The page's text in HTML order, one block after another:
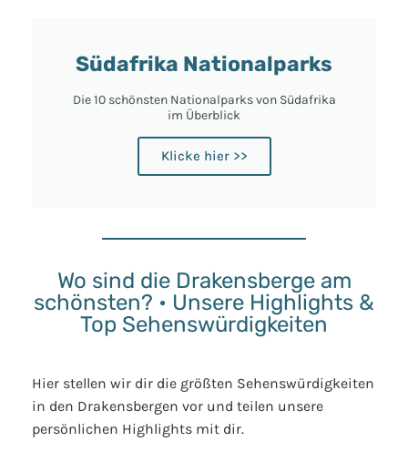
Südafrika Nationalparks
Die 10 schönsten Nationalparks von Südafrika
im Überblick
Klicke hier >>
Wo sind die Drakensberge am
schönsten? • Unsere Highlights &
Top Sehenswürdigkeiten
Hier stellen wir dir die größten Sehenswürdigkeiten
in den Drakensbergen vor und teilen unsere
persönlichen Highlights mit dir.